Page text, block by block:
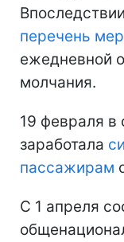
Впоследствии
перечень
ежедневной
молчания.
19 февраля в
заработала
пассажирам
С 1 апреля